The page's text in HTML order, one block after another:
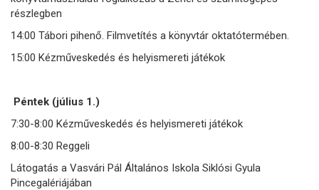
részlegben
14:00 Tábori pihenő. Filmvetítés a könyvtár oktatótermében.
15:00 Kézműveskedés és helyismereti játékok
Péntek (július 1.)
7:30-8:00 Kézműveskedés és helyismereti játékok
8:00-8:30 Reggeli
Látogatás a Vasvári Pál Általános Iskola Siklósi Gyula
Pincegalériájában